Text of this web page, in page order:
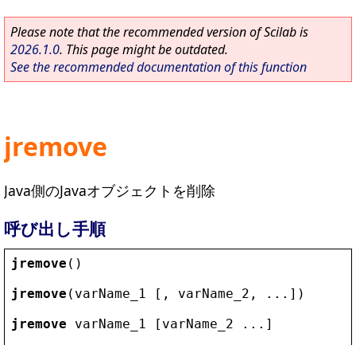
Please note that the recommended version of Scilab is
2026.1.0. This page might be outdated.
See the recommended documentation of this function
jremove
Java側のJavaオブジェクトを削除
呼び出し手順
jremove ()
jremove ( varName_1 [, varName_2 , ...])
jremove
varName_1 [ varName_2 ...]